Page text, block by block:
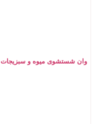
وان شستشوی میوه و سبزیجات